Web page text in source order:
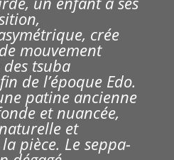
crée
mouvement
tsuba
de l’époque Edo.
patine ancienne
et nuancée,
et
pièce. Le seppa-